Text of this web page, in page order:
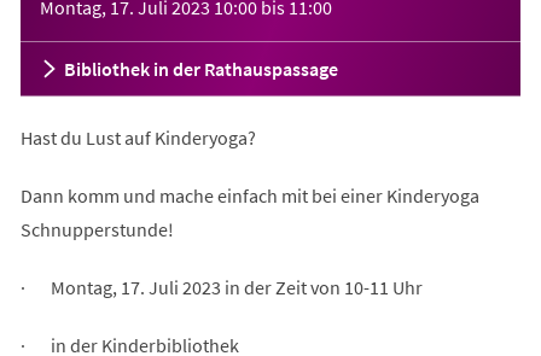
Montag, 17. Juli 2023 10:00 bis 11:00
Bibliothek in der Rathauspassage
Hast du Lust auf Kinderyoga?
Dann komm und mache einfach mit bei einer Kinderyoga
Schnupperstunde!
· Montag, 17. Juli 2023 in der Zeit von 10-11 Uhr
· in der Kinderbibliothek